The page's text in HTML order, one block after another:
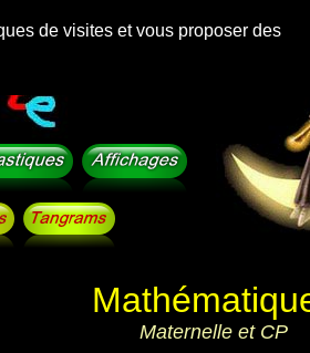
de visites et vous proposer des
Maternelle et CP